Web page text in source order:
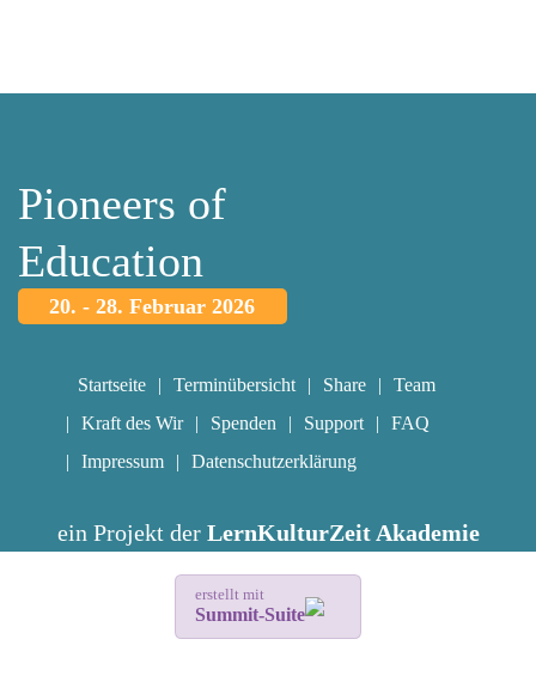
Pioneers of
Education
20. - 28. Februar 2026
Startseite Terminübersicht Share
Team
Kraft des Wir
Spenden Support
FAQ
Impressum
Datenschutzerklärung
ein Projekt der LernKulturZeit Akademie
erstellt mit
Summit-Suite